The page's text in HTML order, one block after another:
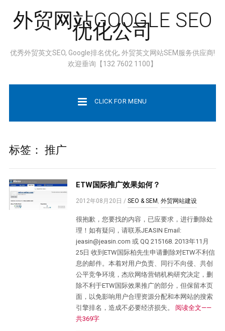
外贸网站GOOGLE SEO
优化公司
优秀外贸英文SEO, Google排名优化, 外贸英文网站SEM服务供应商!
欢迎垂询【132 7602 1100】
CLICK FOR MENU
标签： 推广
ETW国际推广效果如何？
2012年08月20日 /SEO & SEM ,外贸网站建设
很抱歉，您要找的内容，已应要求，进行删除处
理！如有疑问，请联系JEASIN Email:
jeasin@jeasin.com 或 QQ 215168. 2013年11月
25日 收到ETW国际柏先生申请删除对ETW不利信
息的邮件。本着对用户负责、同行不向侵、共创
公平竞争环境，杰欣网络营销机构研究决定，删
除不利于ETW国际效果推广的部分，但保留本页
面，以免影响用户合理资源分配和本网站的搜索
引擎排名，造成不必要经济损失。 阅读全文——
共369字